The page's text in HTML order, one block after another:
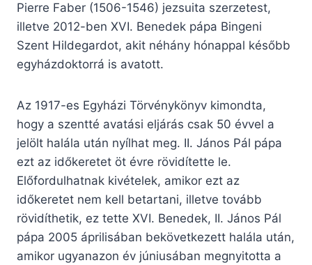
Pierre Faber (1506-1546) jezsuita szerzetest,
illetve 2012-ben XVI. Benedek pápa Bingeni
Szent Hildegardot, akit néhány hónappal később
egyházdoktorrá is avatott.
Az 1917-es Egyházi Törvénykönyv kimondta,
hogy a szentté avatási eljárás csak 50 évvel a
jelölt halála után nyílhat meg. II. János Pál pápa
ezt az időkeretet öt évre rövidítette le.
Előfordulhatnak kivételek, amikor ezt az
időkeretet nem kell betartani, illetve tovább
rövidíthetik, ez tette XVI. Benedek, II. János Pál
pápa 2005 áprilisában bekövetkezett halála után,
amikor ugyanazon év júniusában megnyitotta a